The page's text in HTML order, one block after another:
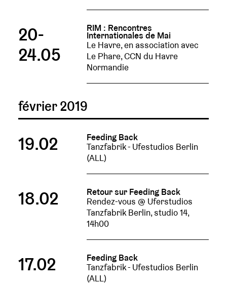
20-
24.05
RIM : Rencontres
Internationales de Mai
Le Havre, en association avec
Le Phare, CCN du Havre
Normandie
février 2019
19.02
Feeding Back
Tanzfabrik - Ufestudios Berlin
(ALL)
18.02
Retour sur Feeding Back
Rendez-vous @ Uferstudios
Tanzfabrik Berlin, studio 14,
14h00
17.02
Feeding Back
Tanzfabrik - Ufestudios Berlin
(ALL)